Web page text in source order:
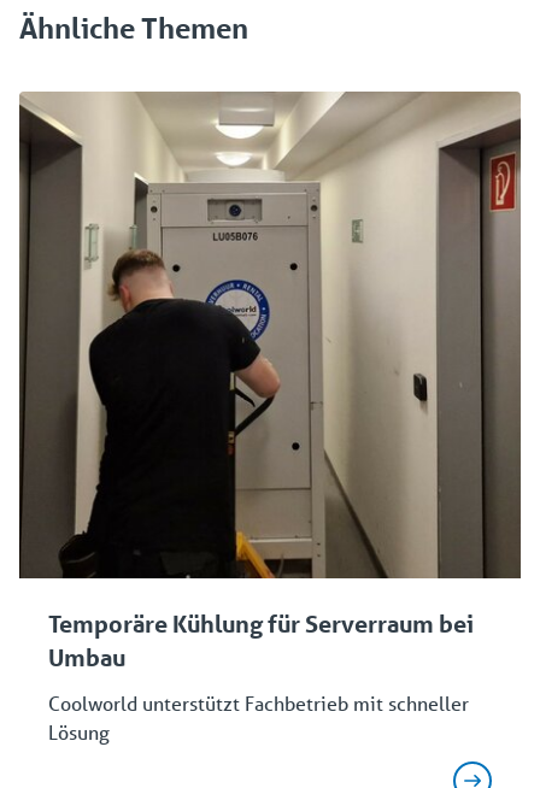
Ähnliche Themen
Temporäre Kühlung für Serverraum bei
Umbau
Coolworld unterstützt Fachbetrieb mit schneller
Lösung